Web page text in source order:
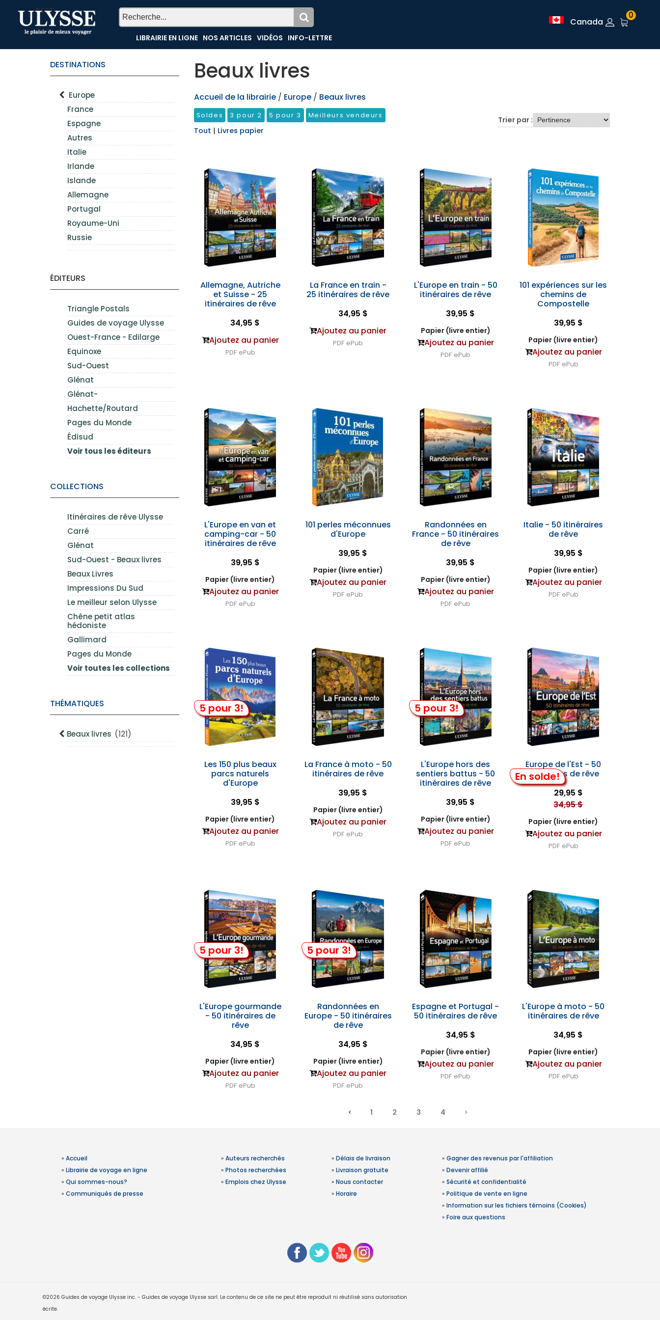
TEST
LIBRAIRIE EN LIGNE NOS ARTICLES VIDÉOS INFO-LETTRE
Canada
0
DESTINATIONS
Europe
France
Espagne
Autres
Italie
Irlande
Islande
Allemagne
Portugal
Royaume-Uni
Russie
ÉDITEURS
Triangle Postals
Guides de voyage Ulysse
Ouest-France - Edilarge
Equinoxe
Sud-Ouest
Glénat
Glénat-
Hachette/Routard
Pages du Monde
Édisud
Voir tous les éditeurs
COLLECTIONS
Itinéraires de rêve Ulysse
Carré
Glénat
Sud-Ouest - Beaux livres
Beaux Livres
Impressions Du Sud
Le meilleur selon Ulysse
Chêne petit atlas
hédoniste
Gallimard
Pages du Monde
Voir toutes les collections
THÉMATIQUES
Beaux livres (121)
Beaux livres
Accueil de la librairie / Europe / Beaux livres
Soldes 3 pour 2 5 pour 3 Meilleurs vendeurs
Tout | Livres papier
Trier par :
Allemagne, Autriche
et Suisse - 25
itinéraires de rêve
34,95 $
Ajoutez au panier
PDF ePub
La France en train -
25 itinéraires de rêve
34,95 $
Ajoutez au panier
PDF ePub
L'Europe en train - 50
itinéraires de rêve
39,95 $
Papier (livre entier)
Ajoutez au panier
PDF ePub
101 expériences sur les
chemins de
Compostelle
39,95 $
Papier (livre entier)
Ajoutez au panier
PDF ePub
L'Europe en van et
camping-car - 50
itinéraires de rêve
39,95 $
Papier (livre entier)
Ajoutez au panier
PDF ePub
101 perles méconnues
d'Europe
39,95 $
Papier (livre entier)
Ajoutez au panier
PDF ePub
Randonnées en
France - 50 itinéraires
de rêve
39,95 $
Papier (livre entier)
Ajoutez au panier
PDF ePub
Italie - 50 itinéraires
de rêve
39,95 $
Papier (livre entier)
Ajoutez au panier
PDF ePub
5 pour 3!
Les 150 plus beaux
parcs naturels
d'Europe
39,95 $
Papier (livre entier)
Ajoutez au panier
PDF ePub
La France à moto - 50
itinéraires de rêve
39,95 $
Papier (livre entier)
Ajoutez au panier
PDF ePub
5 pour 3!
L'Europe hors des
sentiers battus - 50
itinéraires de rêve
39,95 $
Papier (livre entier)
Ajoutez au panier
PDF ePub
En solde!
Europe de l'Est - 50
itinéraires de rêve
29,95 $
34,95 $
Papier (livre entier)
Ajoutez au panier
PDF ePub
5 pour 3!
L'Europe gourmande
- 50 itinéraires de
rêve
34,95 $
Papier (livre entier)
Ajoutez au panier
PDF ePub
5 pour 3!
Randonnées en
Europe - 50 itinéraires
de rêve
34,95 $
Papier (livre entier)
Ajoutez au panier
PDF ePub
Espagne et Portugal -
50 itinéraires de rêve
34,95 $
Papier (livre entier)
Ajoutez au panier
PDF ePub
L'Europe à moto - 50
itinéraires de rêve
34,95 $
Papier (livre entier)
Ajoutez au panier
PDF ePub
1 2 3 4
» Accueil
» Librairie de voyage en ligne
» Qui sommes-nous?
» Communiqués de presse
» Auteurs recherchés
» Photos recherchées
» Emplois chez Ulysse
» Délais de livraison
» Livraison gratuite
» Nous contacter
» Horaire
» Gagner des revenus par l'affiliation
» Devenir affilié
» Sécurité et confidentialité
» Politique de vente en ligne
» Information sur les fichiers témoins (Cookies)
» Foire aux questions
©2026 Guides de voyage Ulysse inc. - Guides de voyage Ulysse sarl. Le contenu de ce site ne peut être reproduit ni réutilisé sans autorisation
écrite.